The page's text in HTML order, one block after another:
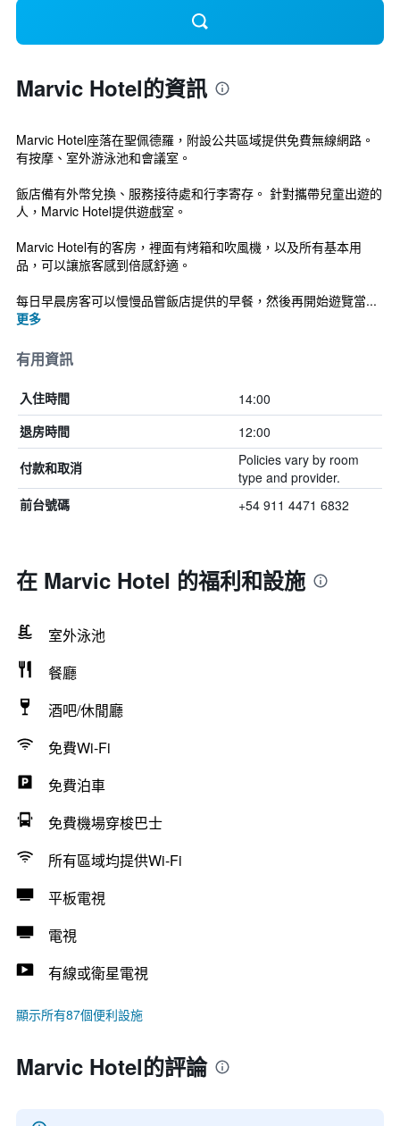
Marvic Hotel的資訊
Marvic Hotel座落在聖佩德羅，附設公共區域提供免費無線網路。
有按摩、室外游泳池和會議室。
飯店備有外幣兌換、服務接待處和行李寄存。 針對攜帶兒童出遊的
人，Marvic Hotel提供遊戲室。
Marvic Hotel有的客房，裡面有烤箱和吹風機，以及所有基本用
品，可以讓旅客感到倍感舒適。
每日早晨房客可以慢慢品嘗飯店提供的早餐，然後再開始遊覽當...
更多
有用資訊
入住時間 14:00
退房時間 12:00
付款和取消
Policies vary by room
type and provider.
前台號碼 +54 911 4471 6832
在 Marvic Hotel 的福利和設施
室外泳池
餐廳
酒吧/休閒廳
免費Wi-Fi
免費泊車
免費機場穿梭巴士
所有區域均提供Wi-Fi
平板電視
電視
有線或衛星電視
顯示所有87個便利設施
Marvic Hotel的評論